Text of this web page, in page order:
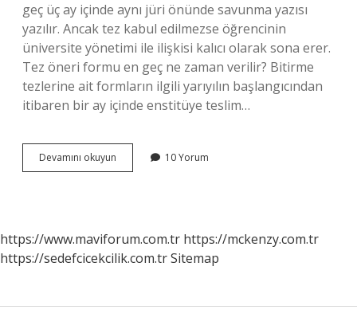
geç üç ay içinde aynı jüri önünde savunma yazısı
yazılır. Ancak tez kabul edilmezse öğrencinin
üniversite yönetimi ile ilişkisi kalıcı olarak sona erer.
Tez öneri formu en geç ne zaman verilir? Bitirme
tezlerine ait formların ilgili yarıyılın başlangıcından
itibaren bir ay içinde enstitüye teslim…
Devamını okuyun
Savunması
Yapılır
10 Yorum
https://www.maviforum.com.tr https://mckenzy.com.tr
https://sedefcicekcilik.com.trSitemap